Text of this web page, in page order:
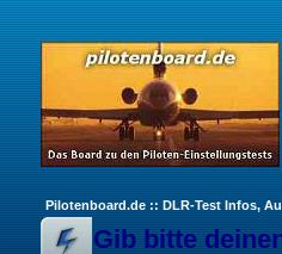
Pilotenboard.de :: DLR-Test Infos,
Gib bitte